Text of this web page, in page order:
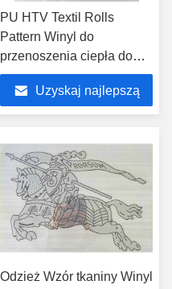
PU HTV Textil Rolls
Pattern Winyl do
przenoszenia ciepła do
odzieży T Shirt
Uzyskaj najlepszą
Odzież Wzór tkaniny Winyl